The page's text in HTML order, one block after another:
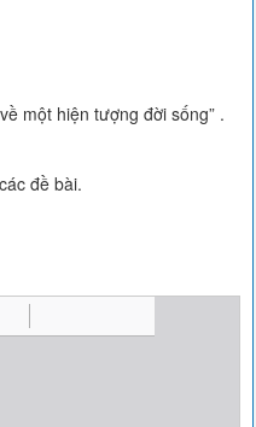
một hiện tượng đời sống” .
đề bài.